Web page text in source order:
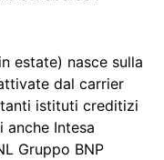
estate) nasce sulla
dal carrier
istituti creditizi
Intesa
Gruppo BNP